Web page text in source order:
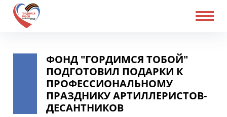
ФОНД "ГОРДИМСЯ ТОБОЙ"
ПОДГОТОВИЛ ПОДАРКИ К
ПРОФЕССИОНАЛЬНОМУ
ПРАЗДНИКУ АРТИЛЛЕРИСТОВ-
ДЕСАНТНИКОВ